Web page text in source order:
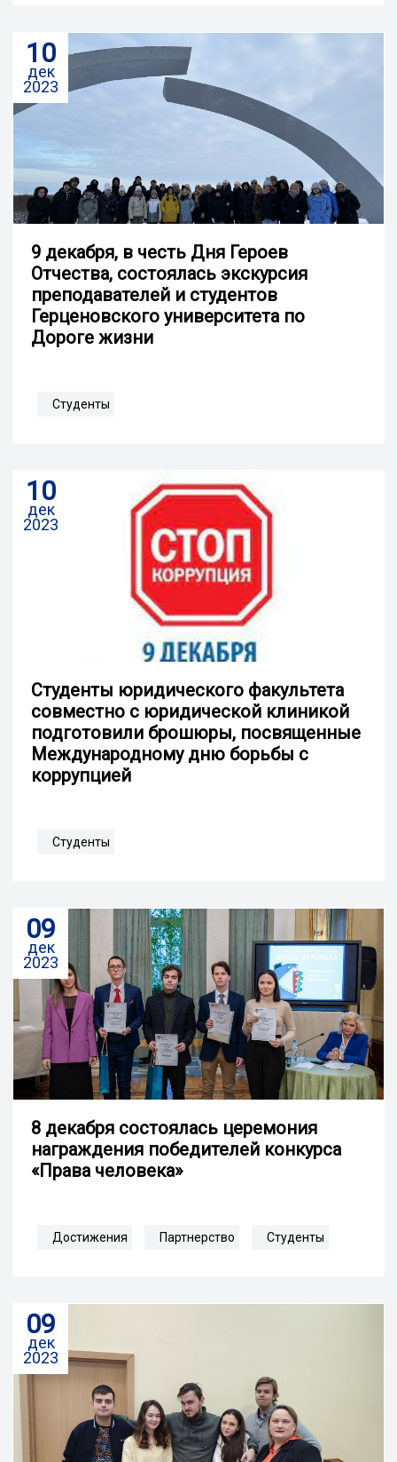
10
дек
2023
9 декабря, в честь Дня Героев
Отчества, состоялась экскурсия
преподавателей и студентов
Герценовского университета по
Дороге жизни
Студенты
10
дек
2023
Студенты юридического факультета
совместно с юридической клиникой
подготовили брошюры, посвященные
Международному дню борьбы с
коррупцией
Студенты
09
дек
2023
8 декабря состоялась церемония
награждения победителей конкурса
«Права человека»
Достижения Партнерство Студенты
09
дек
2023